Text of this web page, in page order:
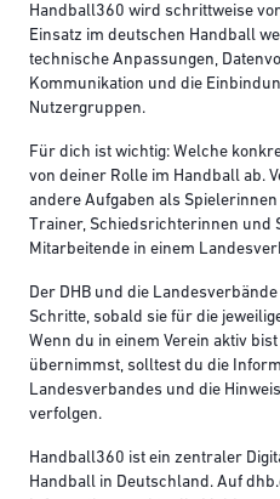
Handball360 wird schrittweise
Einsatz im deutschen Handball
technische Anpassungen,
Kommunikation und die
Nutzergruppen.
Für dich ist wichtig: Welche
von deiner Rolle im Handball ab.
andere Aufgaben als
Trainer, Schiedsrichterinnen und
Mitarbeitende in einem
Der DHB und die
Schritte, sobald sie für die
Wenn du in einem Verein aktiv
übernimmst, solltest du die
Landesverbandes und die
verfolgen.
Handball360 ist ein zentraler
Handball in Deutschland. Auf